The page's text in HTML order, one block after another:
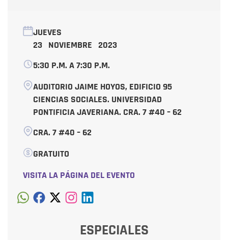
JUEVES
23 NOVIEMBRE 2023
5:30 P.M. A 7:30 P.M.
AUDITORIO JAIME HOYOS, EDIFICIO 95
CIENCIAS SOCIALES. UNIVERSIDAD
PONTIFICIA JAVERIANA. CRA. 7 #40 – 62
CRA. 7 #40 – 62
GRATUITO
VISITA LA PÁGINA DEL EVENTO
ESPECIALES